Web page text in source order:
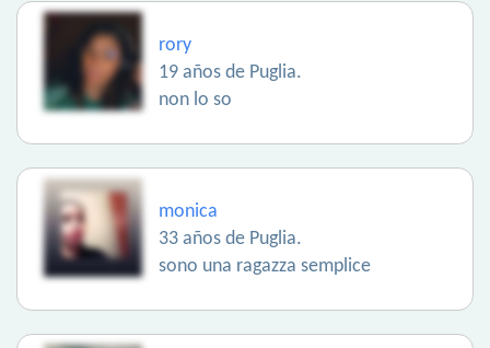
rory
19 años de Puglia.
non lo so
monica
33 años de Puglia.
sono una ragazza semplice